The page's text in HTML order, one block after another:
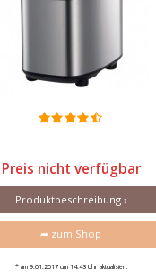
Preis nicht verfügbar
Produktbeschreibung ›
➦ zum Shop
* am 9.01.2017 um 14:43 Uhr aktualisiert